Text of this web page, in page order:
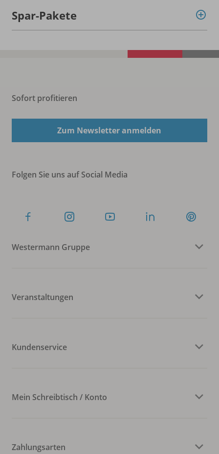
Spar-Pakete
Sofort profitieren
Zum Newsletter anmelden
Folgen Sie uns auf Social Media
Westermann Gruppe
Veranstaltungen
Kundenservice
Mein Schreibtisch / Konto
Zahlungsarten